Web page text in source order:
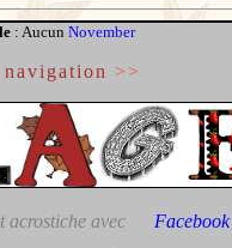
: Aucun November
navigation >>
acrostiche avec
Facebook